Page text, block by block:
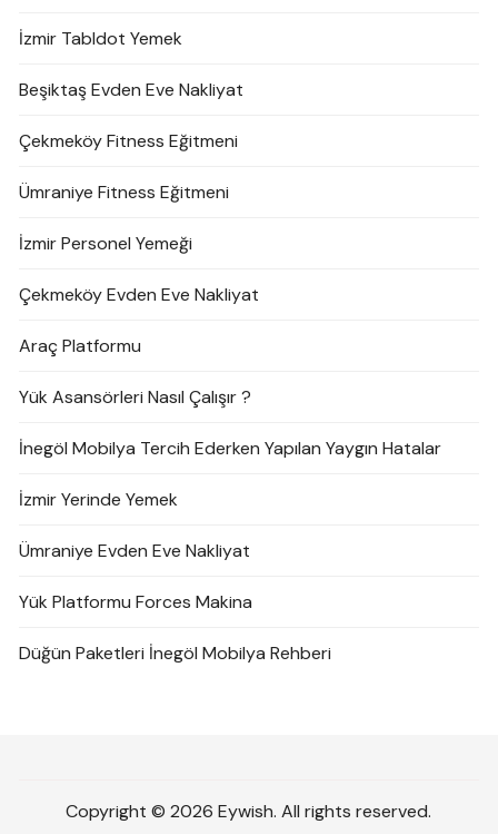
İzmir Tabldot Yemek
Beşiktaş Evden Eve Nakliyat
Çekmeköy Fitness Eğitmeni
Ümraniye Fitness Eğitmeni
İzmir Personel Yemeği
Çekmeköy Evden Eve Nakliyat
Araç Platformu
Yük Asansörleri Nasıl Çalışır ?
İnegöl Mobilya Tercih Ederken Yapılan Yaygın Hatalar
İzmir Yerinde Yemek
Ümraniye Evden Eve Nakliyat
Yük Platformu Forces Makina
Düğün Paketleri İnegöl Mobilya Rehberi
Copyright © 2026 Eywish. All rights reserved.